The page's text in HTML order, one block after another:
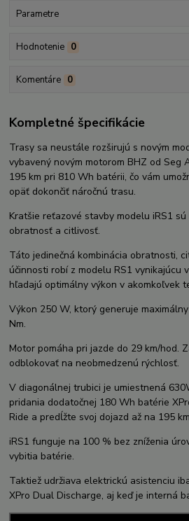
Parametre
Hodnotenie 0
Komentáre 0
Kompletné špecifikácie
Trasy sa neustále rozširujú s novým
vybavený novým motorom BHZ od Seg
195 km pri 810 Wh batérii, čo vám
opäť dokončiť náročnú trasu.
Kratšie reťazové stavby modelu iRS1
obratnosť a citlivosť.
Táto jedinečná kombinácia obratnosti,
účinnosti robí z modelu RS1 vynikajúcu
hľadajú optimálny výkon v akomkoľvek
Výkon 250 W, ktorý generuje
Nm.
Motor pomáha pri jazde do 29 km/hod.
odblokovať na neobmedzenú rýchlosť.
V diagonálnej trubici je umiestnená
pridania dodatočnej 180 Wh batérie
Ride a predĺžte svoj dojazd až na 195
iRS1 funguje na 100 % bez zníženia
vybitia batérie.
Taktiež udržiava elektrickú asistenciu
XPro Dual Discharge, aj keď je interná